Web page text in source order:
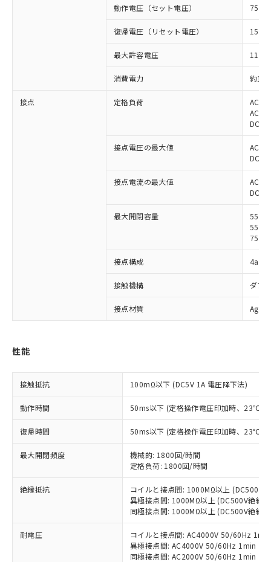
動作電圧（セット電圧） 75%
復帰電圧（リセット電圧） 15%
最大許容電圧 110%
消費電力 約1.8
接点 定格負荷
接点電圧の最大値
接点電流の最大値
AC:
DC:
最大開閉容量
接点構成 4a
接触機構 ダブ
接点材質 Ag合
性能
接触抵抗 100mΩ以下 (DC5V 1A 電圧降下法)
動作時間 50ms以下 (定格操作電圧印加時、23℃、
復帰時間 50ms以下 (定格操作電圧印加時、23℃、
最大開閉頻度
機械的: 1800回/時間
定格負荷: 1800回/時間
絶縁抵抗
コイルと接点間: 1000MΩ以上 (DC500V
異極接点間: 1000MΩ以上 (DC500V絶縁
同極接点間: 1000MΩ以上 (DC500V絶縁
耐電圧
コイルと接点間: AC4000V 50/60Hz 1min
異極接点間: AC4000V 50/60Hz 1min
同極接点間: AC2000V 50/60Hz 1min
ご利用条件
以下の条件をお読みいただき、同意のうえ
ご利用ください。
本サービスは、当社制御機器事業取扱
商品の当社在庫状況および標準価格
(税抜)を提供させていただくもので
当社制御機器事業取扱商品の中には、
本サービスの対象外となる商品もある
ことをご了承ください。
在庫状況および標準価格照会結果は、
記載している更新日時点での社内デー
対応予定：EU RoHS指令（10物質）の非含
有に対応した製品に切り替える予定のある
対応予定なし：EU RoHS指令（10物質）の
非含有に非対応の商品で、対応品を出す予
定はありません。
非含有の対応状況を調査中または確認中の
非該当品：ライセンス料など無形物で、有
害物質有無と関係のない商品です。
仕入先様の事情により、非含有部品として
いたものが、含有品と判明した場合などや
むを得ず変更することがあります。
※1 中国RoHS○×表
「○」：最大均質材料含有率が中国RoHSの
基準値以下であることを示します。
「×」：最大均質材料含有率が中国RoHSの
基準値を超えていることを示します。
「－」：未確認です。当社販売部門へお問
当社は、これら貴社製品のうち、外国
為替および外国貿易法に定める商品
（以下｢規制貨物等」という）を輸出